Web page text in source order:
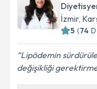
İzmir,
5 (74
Lipödemin
değişikliği